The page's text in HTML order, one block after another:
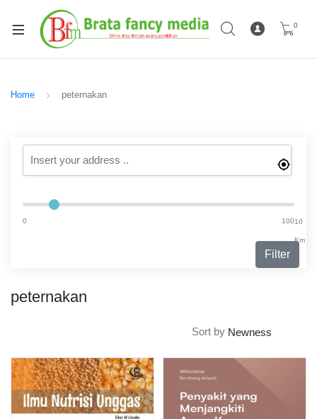
0
Home peternakan
0 10
Km
100
Filter
peternakan
Sort by